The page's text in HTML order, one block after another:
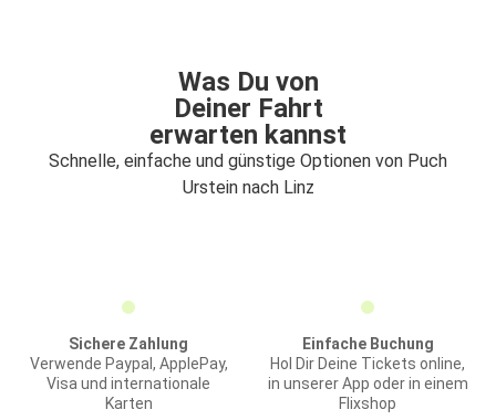
Was Du von
Deiner Fahrt
erwarten kannst
Schnelle, einfache und günstige Optionen von Puch
Urstein nach Linz
Sichere Zahlung
Verwende Paypal, ApplePay,
Visa und internationale
Karten
Einfache Buchung
Hol Dir Deine Tickets online,
in unserer App oder in einem
Flixshop